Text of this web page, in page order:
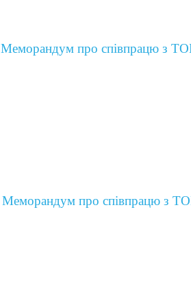
Меморандум про співпрацю з
Меморандум про співпрацю з